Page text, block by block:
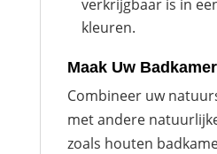
verkrijgbaar is in
kleuren.
Maak Uw
Combineer uw
met andere
zoals houten